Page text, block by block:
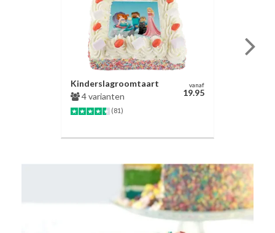
Kinderslagroomtaart
4 varianten
(81)
vanaf
19.95